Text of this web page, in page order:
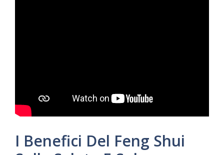
I Benefici Del Feng Shui